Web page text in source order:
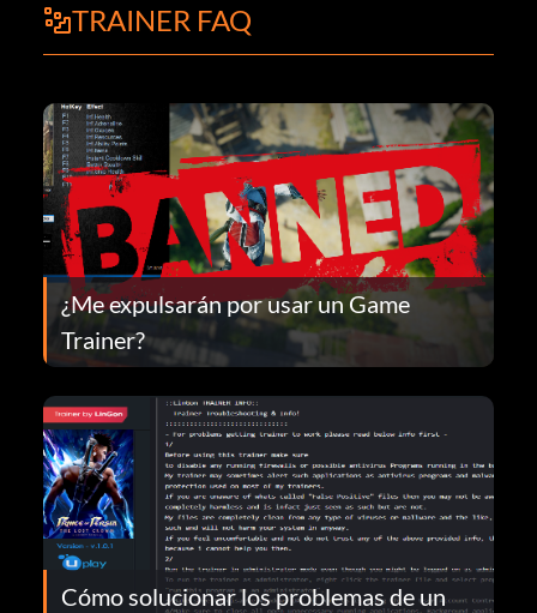
TRAINER FAQ
¿Me expulsarán por usar un Game
Trainer?
Cómo solucionar los problemas de un